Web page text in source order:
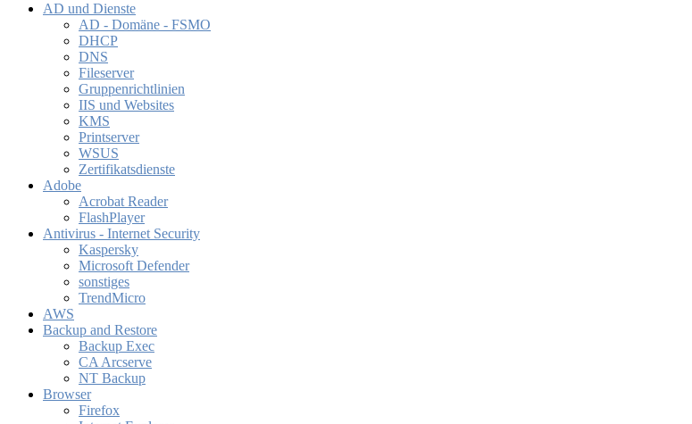
AD und Dienste
AD - Domäne - FSMO
DHCP
DNS
Fileserver
Gruppenrichtlinien
IIS und Websites
KMS
Printserver
WSUS
Zertifikatsdienste
Adobe
Acrobat Reader
FlashPlayer
Antivirus - Internet Security
Kaspersky
Microsoft Defender
sonstiges
TrendMicro
AWS
Backup and Restore
Backup Exec
CA Arcserve
NT Backup
Browser
Firefox